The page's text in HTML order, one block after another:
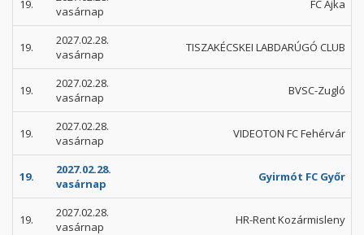
19.
vasárnap
FC Ajka
19.
2027.02.28.
vasárnap
TISZAKÉCSKEI LABDARÚGÓ CLUB
19.
2027.02.28.
vasárnap
BVSC-Zugló
19.
2027.02.28.
vasárnap
VIDEOTON FC Fehérvár
19.
2027.02.28.
vasárnap
Gyirmót FC Győr
19.
2027.02.28.
vasárnap
HR-Rent Kozármisleny